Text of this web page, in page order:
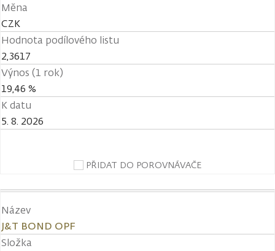
Měna
CZK
Hodnota podílového listu
2,3617
Výnos (1 rok)
19,46 %
K datu
5. 8. 2026
PŘIDAT DO POROVNÁVAČE
Název
J&T BOND OPF
Složka